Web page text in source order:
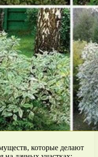
которые делают